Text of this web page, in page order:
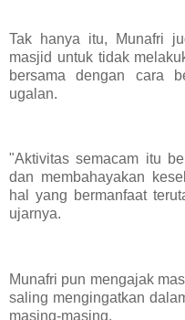
Tak hanya itu, Munafri
masjid untuk tidak
bersama dengan cara
ugalan.
"Aktivitas semacam itu
dan membahayakan
hal yang bermanfaat
ujarnya.
Munafri pun mengajak
saling mengingatkan
masing-masing.